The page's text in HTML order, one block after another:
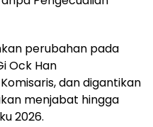
perubahan pada
Ock Han
dan digantikan
menjabat hingga
2026.